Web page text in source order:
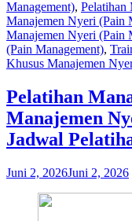
Management), Pelatihan
Manajemen Nyeri (Pain
Manajemen Nyeri (Pain
(Pain Management),
Khusus Manajemen
Pelatihan
Manajemen
Jadwal
Juni 2, 2026Juni 2, 2026